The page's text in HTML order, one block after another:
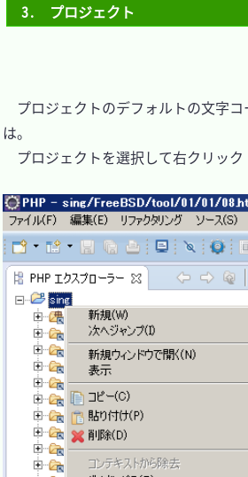
3.　プロジェクト
プロジェクトのデフォルトの文字
は。
プロジェクトを選択して右クリッ